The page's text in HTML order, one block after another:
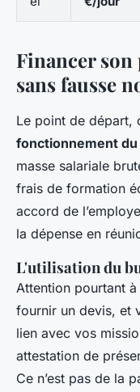
Financer
sans fausse
Le point de départ,
fonctionnement du
masse salariale
frais de formation
accord de
la dépense en
L'utilisation du
Attention pourtant
fournir un devis, et
lien avec vos
attestation de
Ce n’est pas de la